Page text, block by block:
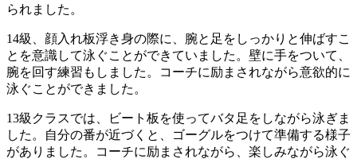
られました。
14級、顔入れ板浮き身の際に、腕と足をしっかりと伸ばすこ
とを意識して泳ぐことができていました。壁に手をついて、
腕を回す練習もしました。コーチに励まされながら意欲的に
泳ぐことができました。
13級クラスでは、ビート板を使ってバタ足をしながら泳ぎま
した。自分の番が近づくと、ゴーグルをつけて準備する様子
がありました。コーチに励まされながら、楽しみながら泳ぐ